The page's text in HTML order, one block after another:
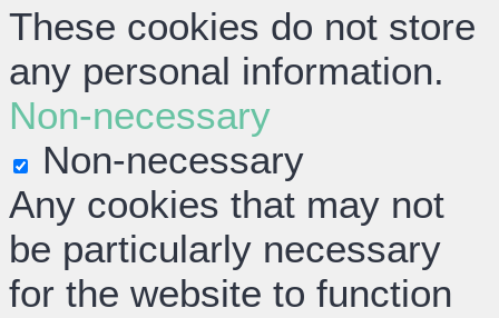
These cookies do not store
any personal information.
Non-necessary
Non-necessary
Any cookies that may not
be particularly necessary
for the website to function